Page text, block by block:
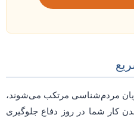
مردم‌شناسی مرتکب می‌شوند،
کار شما در روز دفاع جلوگیری